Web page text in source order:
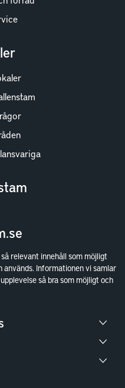
relevant innehåll som möjligt
Informationen vi samlar
så bra som möjligt och